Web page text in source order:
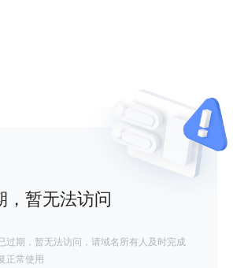
，暂无法访问
过期，暂无法访问，请域名所有人及时完成
正常使用